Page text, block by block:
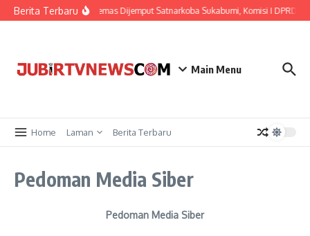
Berita TerbaruKades di Ciemas Dijemput Satnarkoba Sukabumi, Komisi I DPRD
Main Menu
Home Laman Berita Terbaru
Pedoman Media Siber
Pedoman Media Siber